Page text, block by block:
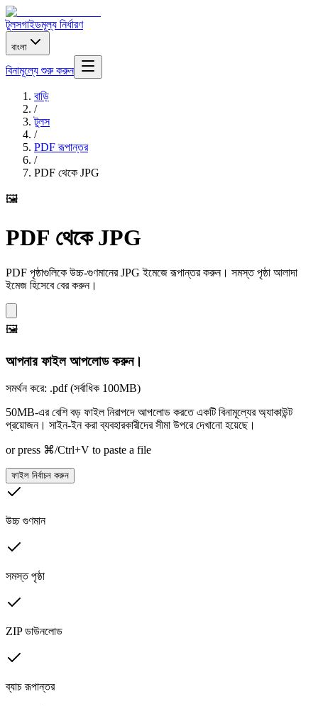
টুলসগাইডমূল্য নির্ধারণ
বাংলা
বিনামূল্যে শুরু করুন
বাড়ি
/
টুলস
/
PDF রূপান্তর
/
PDF থেকে JPG
🖼️
PDF থেকে JPG
PDF পৃষ্ঠাগুলিকে উচ্চ-গুণমানের JPG ইমেজে রূপান্তর করুন। সমস্ত পৃষ্ঠা আলাদা
ইমেজ হিসেবে বের করুন।
🖼️
আপনার ফাইল আপলোড করুন।
সমর্থন করে: .pdf (সর্বাধিক 100MB)
50MB-এর বেশি বড় ফাইল নিরাপদে আপলোড করতে একটি বিনামূল্যের অ্যাকাউন্ট
প্রয়োজন। সাইন-ইন করা ব্যবহারকারীদের সীমা উপরে দেখানো হয়েছে।
or press ⌘/Ctrl+V to paste a file
ফাইল নির্বাচন করুন
উচ্চ গুণমান
সমস্ত পৃষ্ঠা
ZIP ডাউনলোড
ব্যাচ রূপান্তর